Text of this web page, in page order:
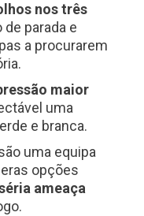
nos três
parada e
a procurarem
maior
uma
e branca.
uma equipa
opções
ameaça